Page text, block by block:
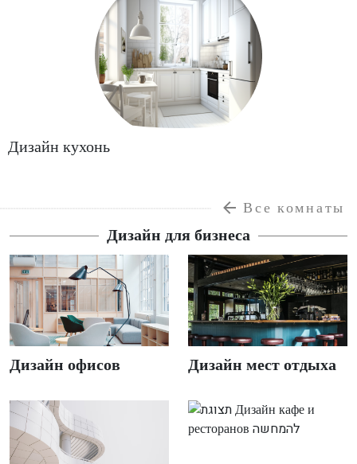
Дизайн кухонь
Все комнаты
Дизайн для бизнеса
Дизайн офисов Дизайн мест отдыха